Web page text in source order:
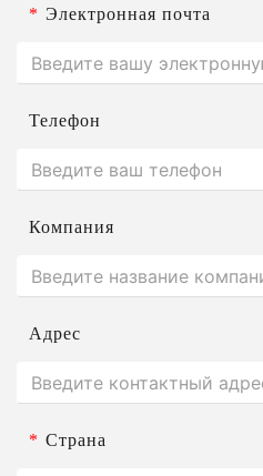
* Электронная почта
Телефон
Компания
Адрес
* Страна